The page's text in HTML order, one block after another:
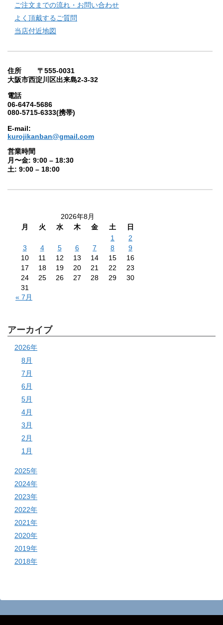
ご注文までの流れ・お問い合わせ
よく頂戴するご質問
当店付近地図
住所 〒555-0031
大阪市西淀川区出来島2-3-32
電話
06-6474-5686
080-5715-6333(携帯)
E-mail:
kurojikanban@gmail.com
営業時間
月〜金: 9:00 – 18:30
土: 9:00 – 18:00
2026年8月
月
火 水 木 金 土
日
1
2
3
4 5 6 7 8
9
10
11 12 13 14 15
16
17
18 19 20 21 22
23
24
25 26 27 28 29
30
31
« 7月
アーカイブ
2026年
8月
7月
6月
5月
4月
3月
2月
1月
2025年
2024年
2023年
2022年
2021年
2020年
2019年
2018年